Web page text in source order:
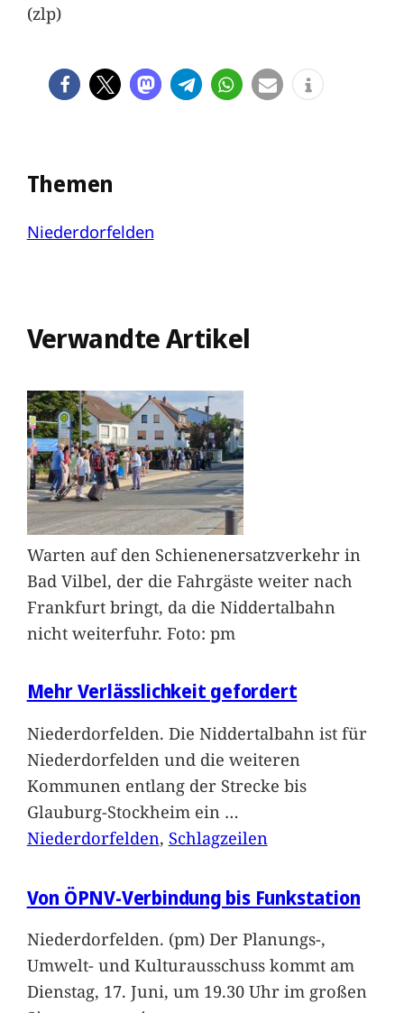
(zlp)
Themen
Niederdorfelden
Verwandte Artikel
Warten auf den Schienenersatzverkehr in
Bad Vilbel, der die Fahrgäste weiter nach
Frankfurt bringt, da die Niddertalbahn
nicht weiterfuhr. Foto: pm
Mehr Verlässlichkeit gefordert
Niederdorfelden. Die Niddertalbahn ist für
Niederdorfelden und die weiteren
Kommunen entlang der Strecke bis
Glauburg-Stockheim ein …
Niederdorfelden, Schlagzeilen
Von ÖPNV-Verbindung bis Funkstation
Niederdorfelden. (pm) Der Planungs-,
Umwelt- und Kulturausschuss kommt am
Dienstag, 17. Juni, um 19.30 Uhr im großen